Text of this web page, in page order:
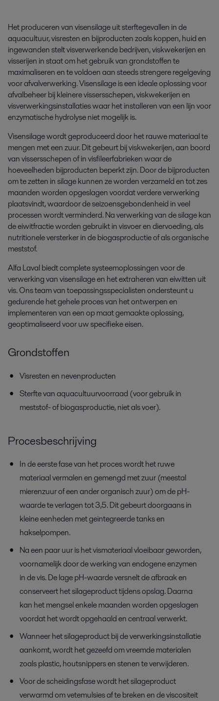
Het produceren van visensilage uit sterftegevallen in de
aquacultuur, visresten en bijproducten zoals koppen, huid en
ingewanden stelt visverwerkende bedrijven, viskwekerijen en
visserijen in staat om het gebruik van grondstoffen te
maximaliseren en te voldoen aan steeds strengere regelgeving
voor afvalverwerking. Visensilage is een ideale oplossing voor
afvalbeheer bij kleinere vissersschepen, viskwekerijen en
visverwerkingsinstallaties waar het installeren van een lijn voor
enzymatische hydrolyse niet mogelijk is.
Visensilage wordt geproduceerd door het rauwe materiaal te
mengen met een zuur. Dit gebeurt bij viskwekerijen, aan boord
van vissersschepen of in visfileerfabrieken waar de
hoeveelheden bijproducten beperkt zijn. Door de bijproducten
om te zetten in silage kunnen ze worden verzameld en tot zes
maanden worden opgeslagen voordat verdere verwerking
plaatsvindt, waardoor de seizoensgebondenheid in veel
processen wordt verminderd. Na verwerking van de silage kan
de eiwitfractie worden gebruikt in visvoer en diervoeding, als
nutritionele versterker in de biogasproductie of als organische
meststof.
Alfa Laval biedt complete systeemoplossingen voor de
verwerking van visensilage en het extraheren van eiwitten uit
vis. Ons team van toepassingsspecialisten ondersteunt u
gedurende het gehele proces van het ontwerpen en
implementeren van een op maat gemaakte oplossing,
geoptimaliseerd voor uw specifieke eisen.
Grondstoffen
Visresten en nevenproducten
Sterfte van aquacultuurvoorraad (voor gebruik in
meststof- of biogasproductie, niet als voer).
Procesbeschrijving
In de eerste fase van het proces wordt het ruwe
materiaal vermalen en gemengd met zuur (meestal
mierenzuur of een ander organisch zuur) om de pH-
waarde te verlagen tot 3,5. Dit gebeurt doorgaans in
kleine eenheden met geïntegreerde tanks en
hakselpompen.
Na een paar uur is het vismateriaal vloeibaar geworden,
voornamelijk door de werking van endogene enzymen
in de vis. De lage pH-waarde versnelt de afbraak en
conserveert het silageproduct tijdens opslag. Daarna
kan het mengsel enkele maanden worden opgeslagen
voordat het wordt opgehaald en centraal verwerkt.
Wanneer het silageproduct bij de verwerkingsinstallatie
aankomt, wordt het gezeefd om vreemde materialen
zoals plastic, houtsnippers en stenen te verwijderen.
Voor de scheidingsfase wordt het silageproduct
verwarmd om vetemulsies af te breken en de viscositeit